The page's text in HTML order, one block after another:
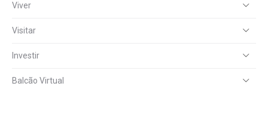
Viver
Visitar
Investir
Balcão Virtual